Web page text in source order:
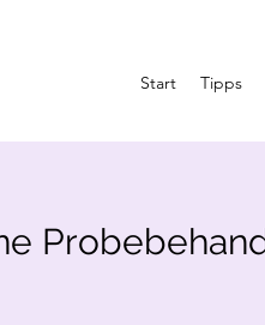
Start Tipps